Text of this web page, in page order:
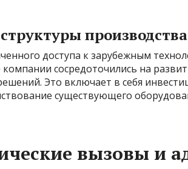
производства
доступа к зарубежным
компании сосредоточились на
Это включает в себя
существующего
вызовы и